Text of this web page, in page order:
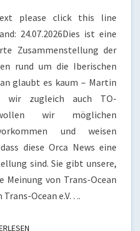
please click this line
24.07.2026Dies ist eine
Zusammenstellung der
rund um die Iberischen
glaubt es kaum – Martin
wir zugleich auch TO-
wir möglichen
und weisen
diese Orca News eine
sind. Sie gibt unsere,
Meinung von Trans-Ocean
Trans-Ocean e.V….
WEITERLESEN